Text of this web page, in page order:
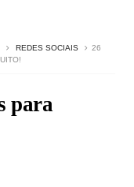
REDES SOCIAIS
26
para